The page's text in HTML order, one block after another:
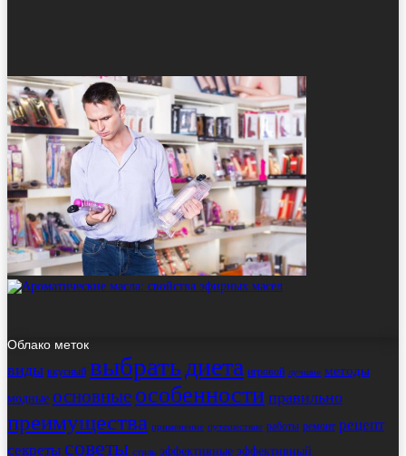
Облако меток
виды вкусный выбратьдиета игровой лучшие методы
модные основные особенности правильно
преимущества применение путешествие работы ремонт рецепт
секреты советы стиль эффективные эффективный